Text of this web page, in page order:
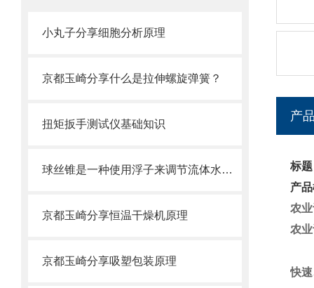
小丸子分享细胞分析原理
京都玉崎分享什么是拉伸螺旋弹簧？
扭矩扳手测试仪基础知识
球丝锥是一种使用浮子来调节流体水位的装置
京都玉崎分享恒温干燥机原理
京都玉崎分享吸塑包装原理
产
标
产
农
农
快